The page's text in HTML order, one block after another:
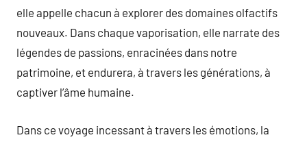
elle appelle chacun à explorer des domaines olfactifs
nouveaux. Dans chaque vaporisation, elle narrate des
légendes de passions, enracinées dans notre
patrimoine, et endurera, à travers les générations, à
captiver l’âme humaine.
Dans ce voyage incessant à travers les émotions, la